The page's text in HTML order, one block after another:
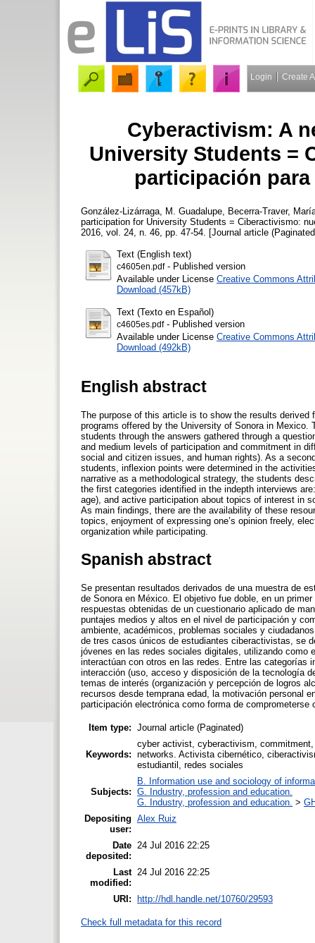
Login Create
Cyberactivism: A
University Students =
participación
González-Lizárraga, M. Guadalupe
Becerra-Traver,
participation for University Students = Ciberactivismo:
2016, vol. 24, n. 46, pp. 47-54. [Journal article
Text (English text)
c4605en.pdf- Published version
Available under License Creative Commons
Download (457kB)
Text (Texto en Español)
c4605es.pdf- Published version
Available under License Creative Commons
Download (492kB)
English abstract
The purpose of this article is to show the results derived
programs offered by the University of Sonora in
students through the answers gathered through a
and medium levels of participation and commitment in
social and citizen issues, and human rights). As a
students, inflexion points were determined in the
narrative as a methodological strategy, the students
the first categories identified in the indepth interviews
age), and active participation about topics of interest in
As main findings, there are the availability of these
topics, enjoyment of expressing one’s opinion freely,
organization while participating.
Spanish abstract
Se presentan resultados derivados de una muestra de
de Sonora en México. El objetivo fue doble, en un
respuestas obtenidas de un cuestionario aplicado de
puntajes medios y altos en el nivel de participación y
ambiente, académicos, problemas sociales y
de tres casos únicos de estudiantes ciberactivistas, se
jóvenes en las redes sociales digitales, utilizando como
interactúan con otros en las redes. Entre las categorías
interacción (uso, acceso y disposición de la tecnología
temas de interés (organización y percepción de logros
recursos desde temprana edad, la motivación personal
participación electrónica como forma de
Item type: Journal article (Paginated)
Keywords:
cyber activist, cyberactivism,
networks. Activista cibernético,
estudiantil, redes sociales
Subjects:
B. Information use and sociology of
G. Industry, profession and education.
G. Industry, profession and education. >
Depositing
user:
Alex Ruiz
Date
deposited:
24 Jul 2016 22:25
Last
modified:
24 Jul 2016 22:25
URI: http://hdl.handle.net/10760/29593
Check full metadata for this record